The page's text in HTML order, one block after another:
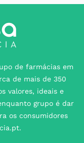
de farmácias em
de mais de 350
valores, ideais e
grupo é dar
os consumidores